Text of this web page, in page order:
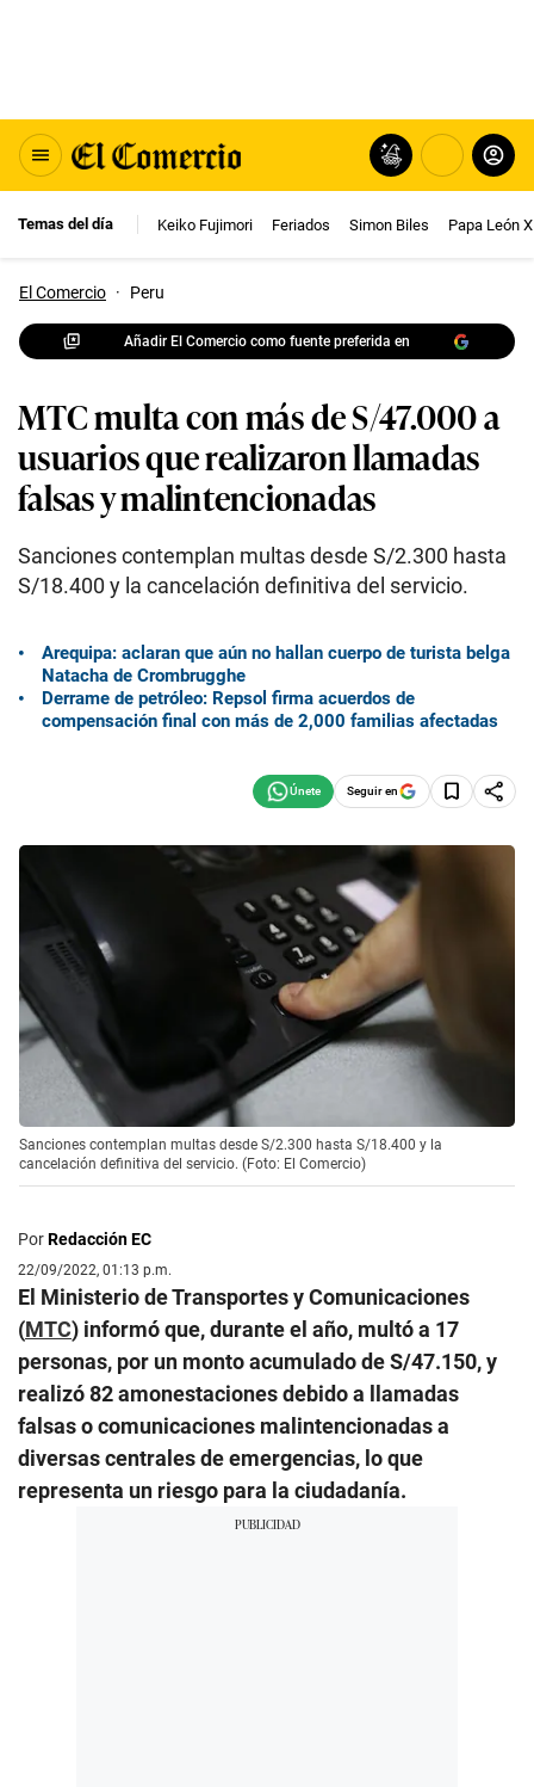
Temas del día Keiko Fujimori Feriados Simon Biles Papa León
El Comercio · Peru
Añadir El Comercio como fuente preferida en
MTC multa con más de S/47.000 a
usuarios que realizaron llamadas
falsas y malintencionadas
Sanciones contemplan multas desde S/2.300 hasta
S/18.400 y la cancelación definitiva del servicio.
Arequipa: aclaran que aún no hallan cuerpo de turista belga
Natacha de Crombrugghe
Derrame de petróleo: Repsol firma acuerdos de
compensación final con más de 2,000 familias afectadas
Seguir en
Sanciones contemplan multas desde S/2.300 hasta S/18.400 y la
cancelación definitiva del servicio. (Foto: El Comercio)
PorRedacción EC
22/09/2022, 01:13 p.m.
El Ministerio de Transportes y Comunicaciones
(MTC) informó que, durante el año, multó a 17
personas, por un monto acumulado de S/47.150, y
realizó 82 amonestaciones debido a llamadas
falsas o comunicaciones malintencionadas a
diversas centrales de emergencias, lo que
representa un riesgo para la ciudadanía.